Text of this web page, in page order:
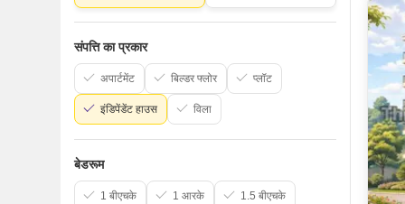
संपत्ति का प्रकार
अपार्टमेंट बिल्डर फ्लोर प्लॉट
इंडिपेंडेंट हाउस विला
बेडरूम
1 बीएचके 1 आरके 1.5 बीएचके